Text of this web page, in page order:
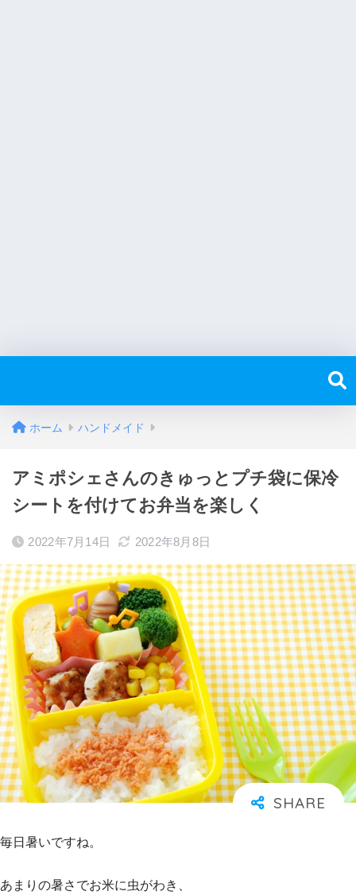
ホーム ハンドメイド
アミポシェさんのきゅっとプチ袋に保冷
シートを付けてお弁当を楽しく
2022年7月14日 2022年8月8日
毎日暑いですね。
あまりの暑さでお米に虫がわき、